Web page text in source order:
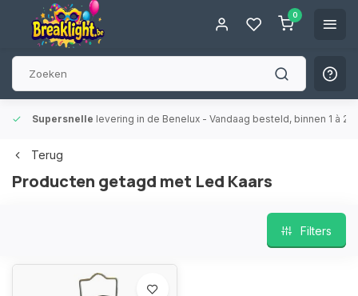
0
Supersnelle levering in de Benelux - Vandaag besteld, binnen 1 à 2
Terug
Producten getagd met Led Kaars
Filters